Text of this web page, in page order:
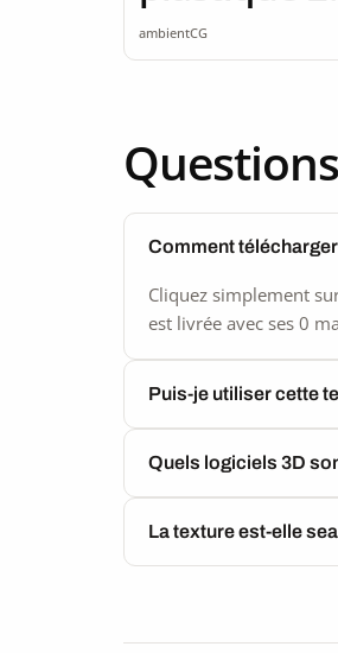
seamless
ambientCG
Comment
Cliquez simplement
est livrée avec ses 0
Puis-je utiliser cette
Quels logiciels 3D
La texture est-elle